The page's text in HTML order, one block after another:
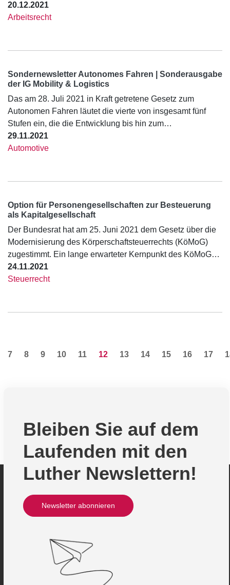
20.12.2021
Arbeitsrecht
Sondernewsletter Autonomes Fahren | Sonderausgabe
der IG Mobility & Logistics
Das am 28. Juli 2021 in Kraft getretene Gesetz zum
Autonomen Fahren läutet die vierte von insgesamt fünf
Stufen ein, die die Entwicklung bis hin zum…
29.11.2021
Automotive
Option für Personengesellschaften zur Besteuerung
als Kapitalgesellschaft
Der Bundesrat hat am 25. Juni 2021 dem Gesetz über die
Modernisierung des Körperschaftsteuerrechts (KöMoG)
zugestimmt. Ein lange erwarteter Kernpunkt des KöMoG…
24.11.2021
Steuerrecht
7 8 9 10 11 12 13 14 15 16 17
Bleiben Sie auf dem
Laufenden mit den
Luther Newslettern!
Newsletter abonnieren